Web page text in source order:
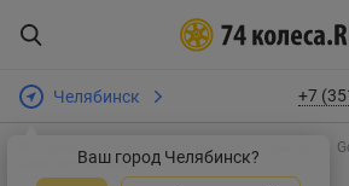
Челябинск
Ваш город Челябинск?
+7
Интернет-магазин шин и дисков
Ultra Grip Ice WRT